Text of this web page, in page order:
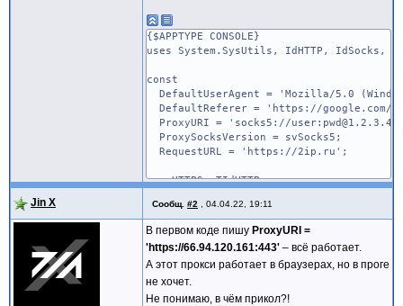
AllowCookies := True;
Request.UserAgent :=
Request.Accept := '*/*';
Request.ContentType := 'text/
Request.AcceptLanguage := 'ru-
Request.Connection := 'keep-alive';
Request.Referer := DefaultReferer;
with ProxyParams,
begin
ProxyPort := StrToIntDef(Port,
ProxyUsername := Username;
ProxyPassword := Password;
end;
WriteLn(Get(RequestURL));
Free;
end;
end.
{$APPTYPE CONSOLE}
uses System.SysUtils, IdHTTP, IdSocks,
const
DefaultUserAgent = 'Mozilla/5.0
DefaultReferer = 'https://google.com/
ProxyURI = 'socks5://
ProxySocksVersion = svSocks5;
RequestURL = 'https://2ip.ru';
var HTTPS: TIdHTTP;
HTTPS := TIdHTTP.Create(nil);
with HTTPS do
begin
IOHandler :=
CookieManager :=
Compressor :=
HandleRedirects := True;
Jin X Сообщ. #2 04.04.22, 19:11
В первом коде пишу ProxyURI =
'https://66.94.120.161:443' – всё работает.
А этот прокси работает в браузерах, но в проге
не хочет.
Не понимаю, в чём прикол?!